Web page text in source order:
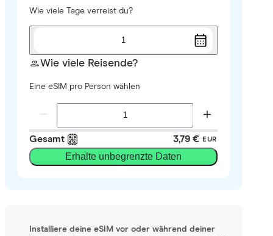
Wie viele Tage verreist du?
1
Wie viele Reisende?
Eine eSIM pro Person wählen
Gesamt 3,79 € EUR
Erhalte unbegrenzte Daten
Installiere deine eSIM vor oder während deiner